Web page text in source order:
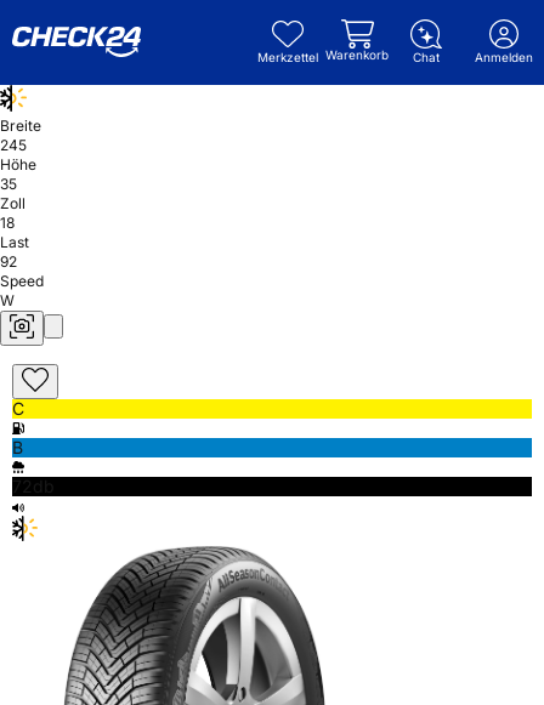
Merkzettel Warenkorb Chat Anmelden
Breite
245
Höhe
35
Zoll
18
Last
92
Speed
W
C
B
72db